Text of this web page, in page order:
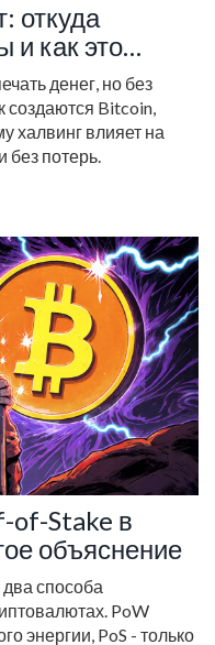
откуда
и как это
денег, но без
создаются Bitcoin,
халвинг влияет на
без потерь.
of-Stake в
объяснение
способа
PoW
энергии, PoS - только